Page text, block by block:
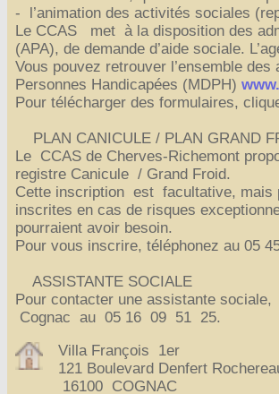
- l’animation des activités sociales
Le CCAS met à la disposition des
(APA), de demande d’aide sociale.
Vous pouvez retrouver l’ensemble
Personnes Handicapées (MDPH)
Pour télécharger des formulaires,
PLAN CANICULE / PLAN GRAND
Le CCAS de Cherves-Richemont
registre Canicule / Grand Froid.
Cette inscription est facultative, mais
inscrites en cas de risques
pourraient avoir besoin.
Pour vous inscrire, téléphonez au 05
ASSISTANTE SOCIALE
Pour contacter une assistante
Cognac au 05 16 09 51 25.
Villa François 1er
121 Boulevard Denfert
16100 COGNAC